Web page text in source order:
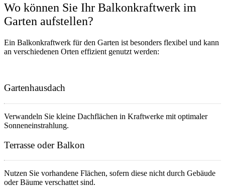
Wo können Sie Ihr Balkonkraftwerk im
Garten aufstellen?
Ein Balkonkraftwerk für den Garten ist besonders flexibel und kann
an verschiedenen Orten effizient genutzt werden:
Gartenhausdach
Verwandeln Sie kleine Dachflächen in Kraftwerke mit optimaler
Sonneneinstrahlung.
Terrasse oder Balkon
Nutzen Sie vorhandene Flächen, sofern diese nicht durch Gebäude
oder Bäume verschattet sind.